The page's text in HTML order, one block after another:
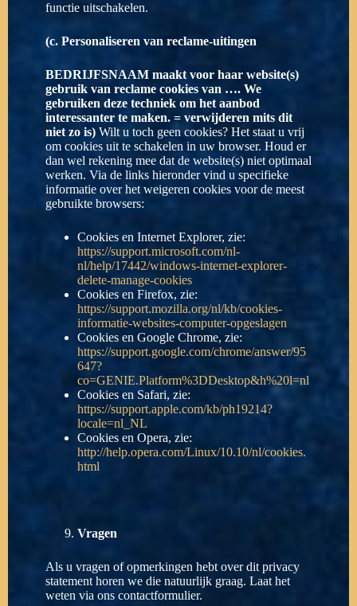
functie uitschakelen.
(c. Personaliseren van reclame-uitingen
BEDRIJFSNAAM maakt voor haar website(s)
gebruik van reclame cookies van ….We
gebruiken deze techniek om het aanbod
interessanter te maken. = verwijderen mits dit
niet zo is)Wilt u toch geen cookies? Het staat u vrij
om cookies uit te schakelen in uw browser. Houd er
dan wel rekening mee dat de website(s) niet optimaal
werken. Via de links hieronder vind u specifieke
informatie over het weigeren cookies voor de meest
gebruikte browsers:
Cookies en Internet Explorer, zie:
https://support.microsoft.com/nl-
nl/help/17442/windows-internet-explorer-
delete-manage-cookies
Cookies en Firefox, zie:
https://support.mozilla.org/nl/kb/cookies-
informatie-websites-computer-opgeslagen
Cookies en Google Chrome, zie:
https://support.google.com/chrome/answer/95
647?
co=GENIE.Platform%3DDesktop&h%20l=nl
Cookies en Safari, zie:
https://support.apple.com/kb/ph19214?
locale=nl_NL
Cookies en Opera, zie:
http://help.opera.com/Linux/10.10/nl/cookies.
html
Vragen
Als u vragen of opmerkingen hebt over dit privacy
statement horen we die natuurlijk graag. Laat het
weten via ons contactformulier.